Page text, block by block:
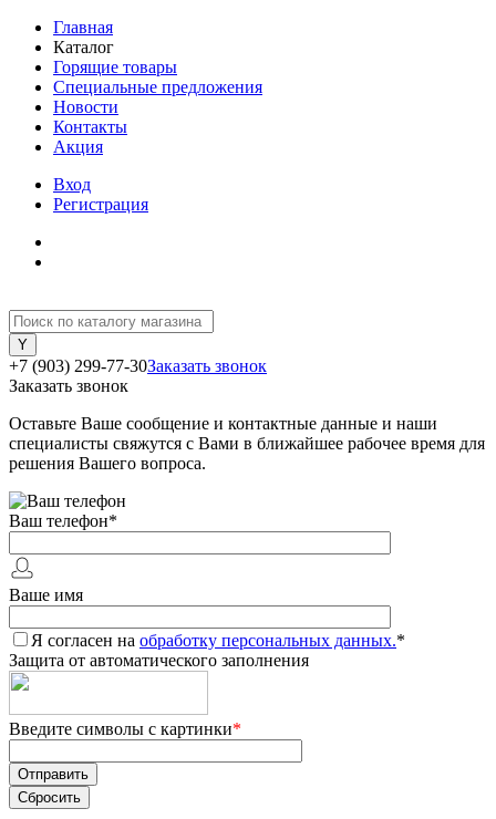
Главная
Каталог
Горящие товары
Специальные предложения
Новости
Контакты
Акция
Вход
Регистрация
+7 (903) 299-77-30Заказать звонок
Заказать звонок
Оставьте Ваше сообщение и контактные данные и наши
специалисты свяжутся с Вами в ближайшее рабочее время для
решения Вашего вопроса.
Ваш телефон*
Ваше имя
Я согласен на обработку персональных данных.*
Защита от автоматического заполнения
Введите символы с картинки*